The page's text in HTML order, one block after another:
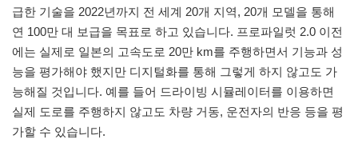
급한 기술을 2022년까지 전 세계 20개 지역, 20개 모델을 통해
연 100만 대 보급을 목표로 하고 있습니다. 프로파일럿 2.0 이전
에는 실제로 일본의 고속도로 20만 km를 주행하면서 기능과 성
능을 평가해야 했지만 디지털화를 통해 그렇게 하지 않고도 가
능해질 것입니다. 예를 들어 드라이빙 시뮬레이터를 이용하면
실제 도로를 주행하지 않고도 차량 거동, 운전자의 반응 등을 평
가할 수 있습니다.